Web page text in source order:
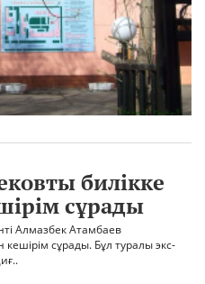
билікке
сұрады
Алмазбек Атамбаев
кешірім сұрады. Бұл туралы экс-